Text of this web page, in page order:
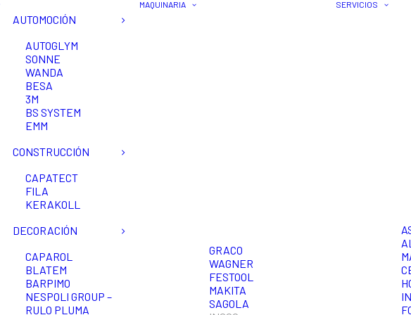
AUTOMOCIÓN
AUTOGLYM
SONNE
WANDA
BESA
3M
BS SYSTEM
EMM
CONSTRUCCIÓN
CAPATECT
FILA
KERAKOLL
DECORACIÓN
CAPAROL
BLATEM
BARPIMO
NESPOLI GROUP –
RULO PLUMA
MAQUINARIA
GRACO
WAGNER
FESTOOL
MAKITA
SAGOLA
SERVICIOS